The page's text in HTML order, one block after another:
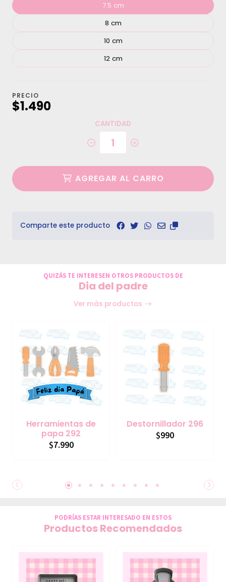
7.5 cm
8 cm
10 cm
12 cm
PRECIO
$1.490
CANTIDAD
AGREGAR AL CARRO
Comparte este producto
QUIZÁS TE INTERESEN OTROS PRODUCTOS DE
Dia del padre
Ver más productos
Herramientas de
papa 292
$7.990
Destornillador 296
$990
PODRÍAS ESTAR INTERESADO EN ESTOS
Productos Recomendados